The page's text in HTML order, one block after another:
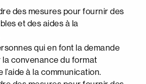
des mesures pour fournir des
et des aides à la
qui en font la demande
convenance du format
à la communication.